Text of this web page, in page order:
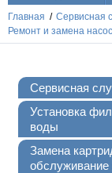
Главная / Сервисная
Ремонт и замена
Сервисная
Установка
воды
Замена